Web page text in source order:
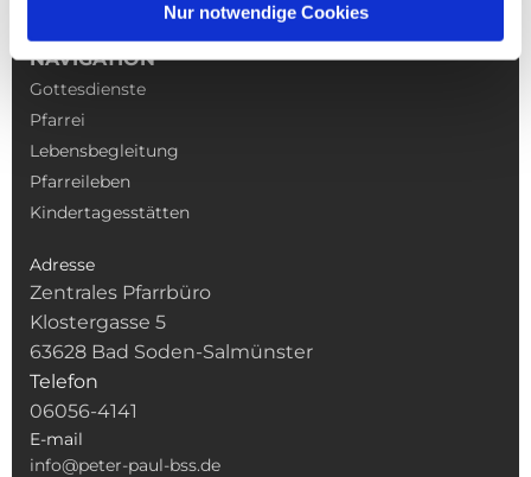
Nur notwendige Cookies
NAVIGATION
Gottesdienste
Pfarrei
Lebensbegleitung
Pfarreileben
Kindertagesstätten
Adresse
Zentrales Pfarrbüro
Klostergasse 5
63628 Bad Soden-Salmünster
Telefon
06056-4141
E-mail
info@peter-paul-bss.de